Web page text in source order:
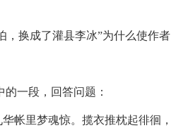
换成了灌县李冰”为什么使作者
一段，回答问题：
里梦魂惊。揽衣推枕起徘徊，